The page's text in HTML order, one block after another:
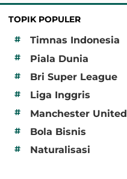
TOPIK POPULER
#
Timnas Indonesia
# Piala Dunia
# Bri Super League
# Liga Inggris
# Manchester United
# Bola Bisnis
# Naturalisasi